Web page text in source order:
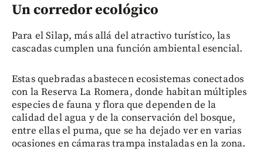
Un corredor ecológico
Para el Silap, más allá del atractivo turístico, las
cascadas cumplen una función ambiental esencial.
Estas quebradas abastecen ecosistemas conectados
con la Reserva La Romera, donde habitan múltiples
especies de fauna y flora que dependen de la
calidad del agua y de la conservación del bosque,
entre ellas el puma, que se ha dejado ver en varias
ocasiones en cámaras trampa instaladas en la zona.